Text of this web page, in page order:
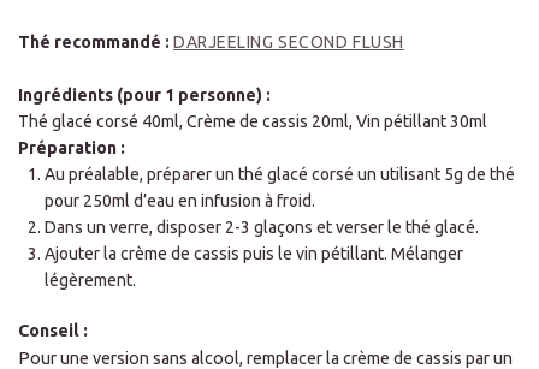
Thé recommandé : DARJEELING SECOND FLUSH
Ingrédients (pour 1 personne) :
Thé glacé corsé 40ml, Crème de cassis 20ml, Vin pétillant 30ml
Préparation :
Au préalable, préparer un thé glacé corsé un utilisant 5g de thé
pour 250ml d’eau en infusion à froid.
Dans un verre, disposer 2-3 glaçons et verser le thé glacé.
Ajouter la crème de cassis puis le vin pétillant. Mélanger
légèrement.
Conseil :
Pour une version sans alcool, remplacer la crème de cassis par un